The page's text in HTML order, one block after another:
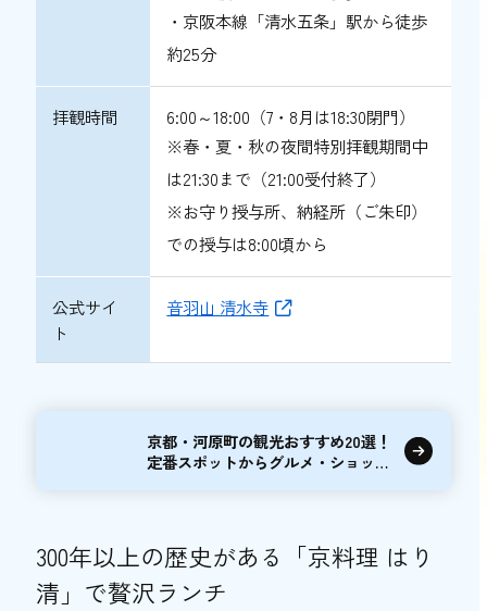
・京阪本線「清水五条」駅から徒歩
約25分
拝観時間
6:00～18:00（7・8月は18:30閉門）
※春・夏・秋の夜間特別拝観期間中
は21:30まで（21:00受付終了）
※お守り授与所、納経所（ご朱印）
での授与は8:00頃から
公式サイ
ト
音羽山 清水寺
京都・河原町の観光おすすめ20選！
定番スポットからグルメ・ショッピ
300年以上の歴史がある「京料理 はり
清」で贅沢ランチ